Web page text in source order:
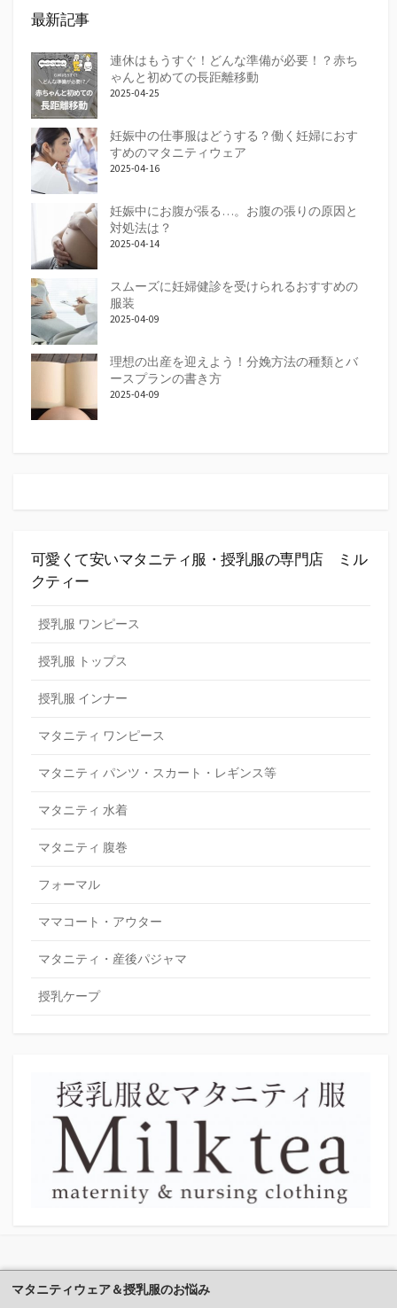
最新記事
連休はもうすぐ！どんな準備が必要！？赤ち
ゃんと初めての長距離移動
2025-04-25
妊娠中の仕事服はどうする？働く妊婦におす
すめのマタニティウェア
2025-04-16
妊娠中にお腹が張る…。お腹の張りの原因と
対処法は？
2025-04-14
スムーズに妊婦健診を受けられるおすすめの
服装
2025-04-09
理想の出産を迎えよう！分娩方法の種類とバ
ースプランの書き方
2025-04-09
可愛くて安いマタニティ服・授乳服の専門店 ミル
クティー
授乳服 ワンピース
授乳服 トップス
授乳服 インナー
マタニティ ワンピース
マタニティ パンツ・スカート・レギンス等
マタニティ 水着
マタニティ 腹巻
フォーマル
ママコート・アウター
マタニティ・産後パジャマ
授乳ケープ
マタニティウェア＆授乳服のお悩み